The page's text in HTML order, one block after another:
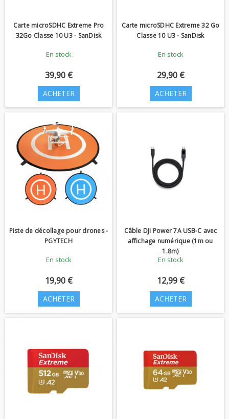
Carte microSDHC Extreme Pro
32Go Classe 10 U3 - SanDisk
En stock
39,90 €
ACHETER
Carte microSDHC Extreme 32 Go
Classe 10 U3 - SanDisk
En stock
29,90 €
ACHETER
Piste de décollage pour drones -
PGYTECH
En stock
19,90 €
ACHETER
Câble DJI Power 7A USB-C avec
affichage numérique (1m ou
1.8m)
En stock
12,99 €
ACHETER